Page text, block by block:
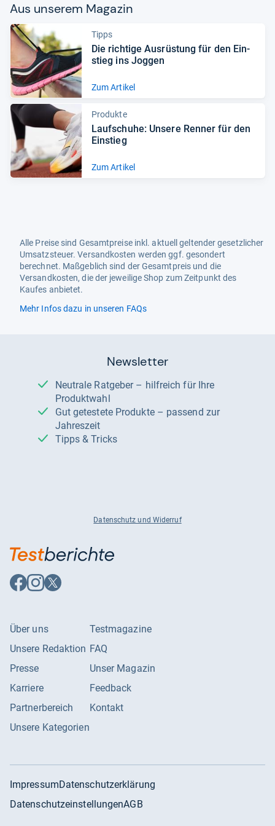
Aus unse­rem Maga­zin
Tipps
Die rich­tige Aus­rüs­tung für den Ein­
stieg ins Jog­gen
Zum Artikel
Produkte
Lauf­schuhe: Unsere Ren­ner für den
Ein­stieg
Zum Artikel
Alle Preise sind Gesamtpreise inkl. aktuell geltender gesetzlicher
Umsatzsteuer. Versandkosten werden ggf. gesondert
berechnet. Maßgeblich sind der Gesamtpreis und die
Versandkosten, die der jeweilige Shop zum Zeitpunkt des
Kaufes anbietet.
Mehr Infos dazu in unseren FAQs
Newsletter
Neutrale Ratgeber – hilfreich für Ihre
Produktwahl
Gut getestete Produkte – passend zur
Jahreszeit
Tipps & Tricks
Datenschutz und Widerruf
Auf
Facebook
Auf
Instagram
Auf
X
Über uns
Unsere Redaktion
Presse
Karriere
Partnerbereich
Unsere Kategorien
Testmagazine
FAQ
Unser Magazin
Feedback
Kontakt
ImpressumDatenschutzerklärung
DatenschutzeinstellungenAGB